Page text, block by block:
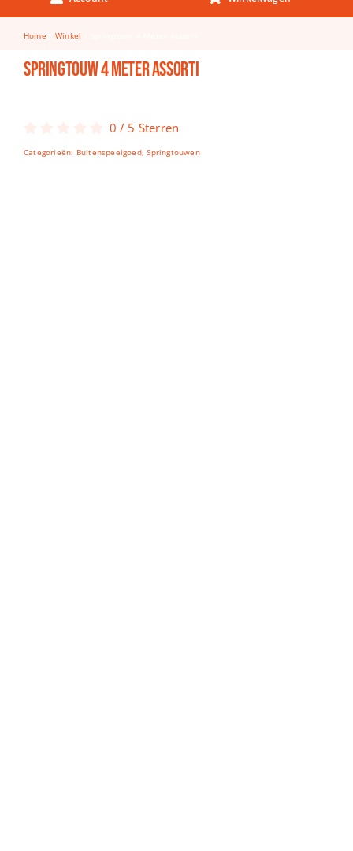
Keuken & Tafelen
Kinderfietsen
Knutselen
Spellen
Home Winkel
Springtouw 4 Meter Assorti
0 / 5 Sterren
Categorieën: Buitenspeelgoed,Springtouwen